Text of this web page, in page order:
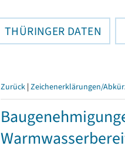
THÜRINGER DATEN
Zurück | Zeichenerklärungen/